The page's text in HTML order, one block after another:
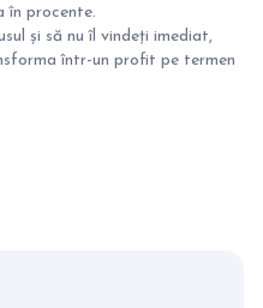
în procente.
și să nu îl vindeți imediat,
într-un profit pe termen